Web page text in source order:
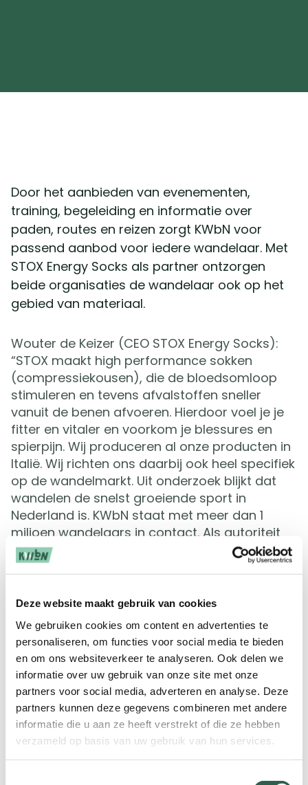
Deze website maakt gebruik van cookies
We gebruiken cookies om content en advertenties te
personaliseren, om functies voor social media te bieden
en om ons websiteverkeer te analyseren. Ook delen we
informatie over uw gebruik van onze site met onze
partners voor social media, adverteren en analyse. Deze
partners kunnen deze gegevens combineren met andere
informatie die u aan ze heeft verstrekt of die ze hebben
verzameld op basis van uw gebruik van hun services.
Door het aanbieden van evenementen,
training, begeleiding en informatie over
paden, routes en reizen zorgt KWbN voor
passend aanbod voor iedere wandelaar. Met
STOX Energy Socks als partner ontzorgen
beide organisaties de wandelaar ook op het
gebied van materiaal.
Wouter de Keizer (CEO STOX Energy Socks):
“STOX maakt high performance sokken
(compressiekousen), die de bloedsomloop
stimuleren en tevens afvalstoffen sneller
vanuit de benen afvoeren. Hierdoor voel je je
fitter en vitaler en voorkom je blessures en
spierpijn. Wij produceren al onze producten in
Italië. Wij richten ons daarbij ook heel specifiek
op de wandelmarkt. Uit onderzoek blijkt dat
wandelen de snelst groeiende sport in
Nederland is. KWbN staat met meer dan 1
miljoen wandelaars in contact. Als autoriteit
kent zij als geen ander de behoeftes van
wandelaars in Nederland. Voor ons is een
Gezonde leefstijl
Paul Sanders (directeur-bestuurder KWbN)
vult aan: “Het is onze missie wandelaars in
Nederland optimaal te laten genieten om hen
zo gezonder, fitter en vitaler te maken. Ook in
het kader van het bevorderen van een
gezonde leefstijl en preventie hebben wij als
KWbN een maatschappelijke rol. Daarin past